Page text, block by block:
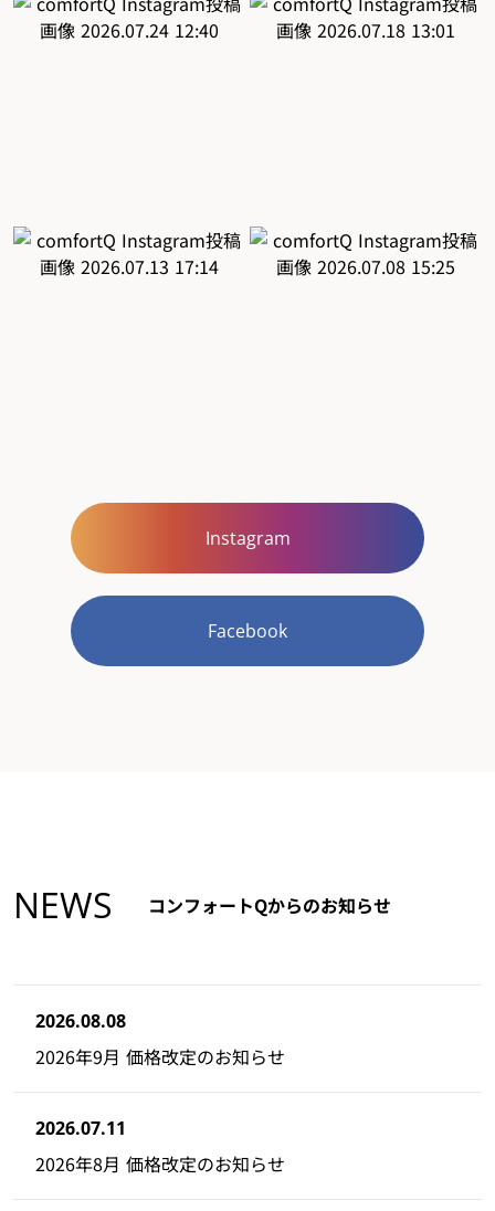
Instagram
Facebook
NEWS コンフォートQからのお知らせ
2026.08.08
2026年9月 価格改定のお知らせ
2026.07.11
2026年8月 価格改定のお知らせ